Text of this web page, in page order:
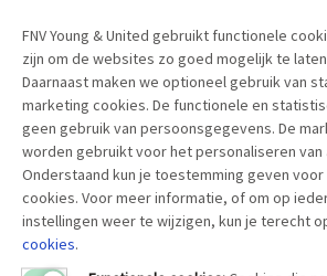
FNV Young & United gebruikt functionele
zijn om de websites zo goed mogelijk te
Daarnaast maken we optioneel gebruik van
marketing cookies. De functionele en
geen gebruik van persoonsgegevens. De
worden gebruikt voor het personaliseren
Onderstaand kun je toestemming geven
cookies. Voor meer informatie, of om op
instellingen weer te wijzigen, kun je terecht
cookies.